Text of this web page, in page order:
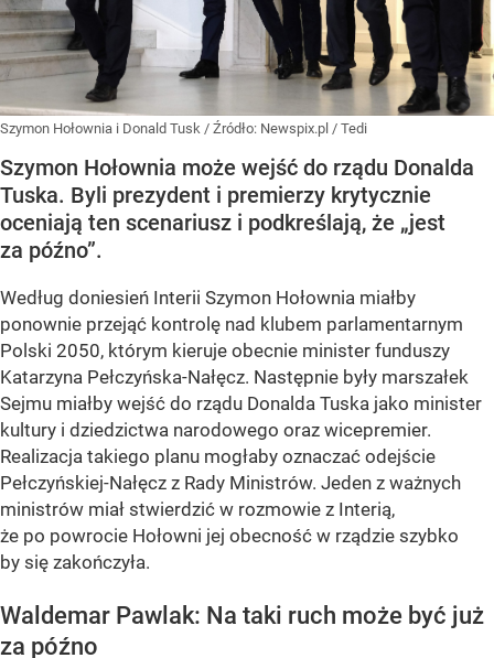
Szymon Hołownia i Donald Tusk / Źródło: Newspix.pl / Tedi
Szymon Hołownia może wejść do rządu Donalda
Tuska. Byli prezydent i premierzy krytycznie
oceniają ten scenariusz i podkreślają, że „jest
za późno”.
Według doniesień Interii Szymon Hołownia miałby
ponownie przejąć kontrolę nad klubem parlamentarnym
Polski 2050, którym kieruje obecnie minister funduszy
Katarzyna Pełczyńska-Nałęcz. Następnie były marszałek
Sejmu miałby wejść do rządu Donalda Tuska jako minister
kultury i dziedzictwa narodowego oraz wicepremier.
Realizacja takiego planu mogłaby oznaczać odejście
Pełczyńskiej-Nałęcz z Rady Ministrów. Jeden z ważnych
ministrów miał stwierdzić w rozmowie z Interią,
że po powrocie Hołowni jej obecność w rządzie szybko
by się zakończyła.
Waldemar Pawlak: Na taki ruch może być już
za późno